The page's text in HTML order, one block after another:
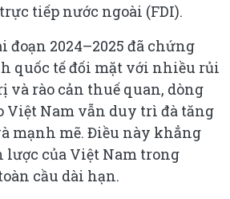
tiếp nước ngoài (FDI).
đoạn 2024–2025 đã chứng
quốc tế đối mặt với nhiều rủi
và rào cản thuế quan, dòng
Việt Nam vẫn duy trì đà tăng
mạnh mẽ. Điều này khẳng
của Việt Nam trong
cầu dài hạn.